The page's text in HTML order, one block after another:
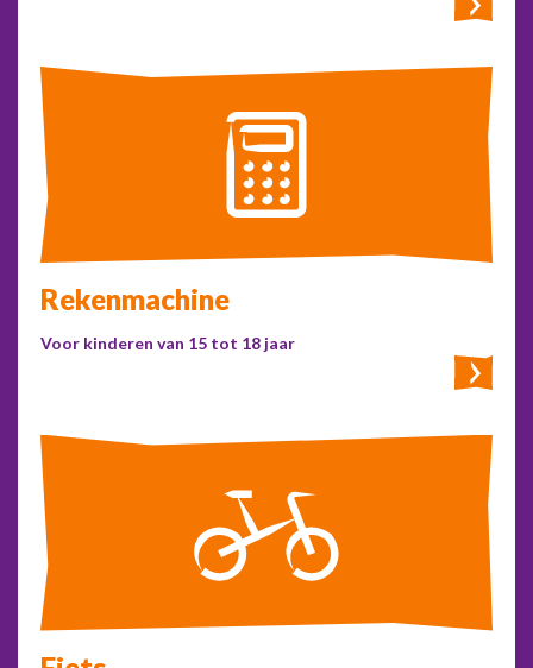
Rekenmachine
Voor kinderen van 15 tot 18 jaar